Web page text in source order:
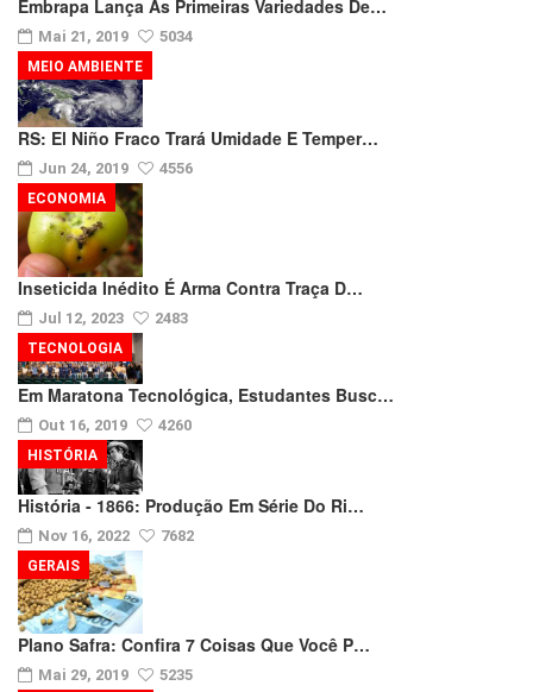
Embrapa Lança As Primeiras Variedades De…
Mai 21, 2019 5034
RS: El Niño Fraco Trará Umidade E Temper…
Jun 24, 2019 4556
MEIO AMBIENTE
Inseticida Inédito É Arma Contra Traça D…
Jul 12, 2023 2483
ECONOMIA
Em Maratona Tecnológica, Estudantes Busc…
Out 16, 2019 4260
TECNOLOGIA
História - 1866: Produção Em Série Do Ri…
Nov 16, 2022 7682
HISTÓRIA
Plano Safra: Confira 7 Coisas Que Você P…
Mai 29, 2019 5235
GERAIS